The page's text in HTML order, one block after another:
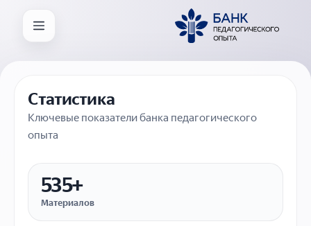
Статистика
Ключевые показатели банка педагогического
опыта
535+
Материалов